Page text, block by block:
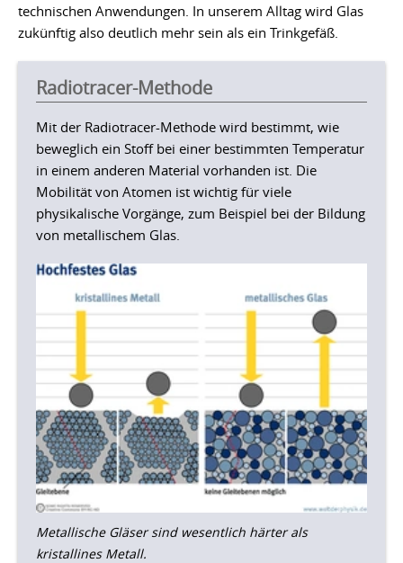
technischen Anwendungen. In unserem Alltag wird Glas
zukünftig also deutlich mehr sein als ein Trinkgefäß.
Radiotracer-Methode
Mit der Radiotracer-Methode wird bestimmt, wie
beweglich ein Stoff bei einer bestimmten Temperatur
in einem anderen Material vorhanden ist. Die
Mobilität von Atomen ist wichtig für viele
physikalische Vorgänge, zum Beispiel bei der Bildung
von metallischem Glas.
Metallische Gläser sind wesentlich härter als
kristallines Metall.